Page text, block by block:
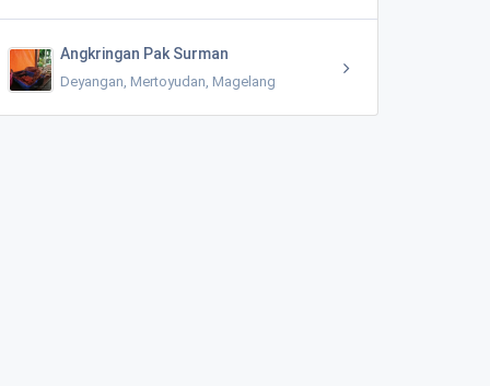
Angkringan Pak Surman
Deyangan, Mertoyudan, Magelang